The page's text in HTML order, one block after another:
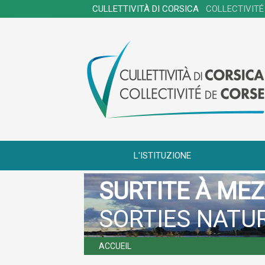
CULLETTIVITÀ DI CORSICA COLLECTIVITÉ
L'ISTITUZIONE
SURTITE À
SORTIES
ACCUEIL